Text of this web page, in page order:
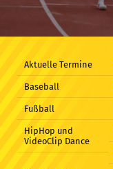
Aktuelle Termine
Baseball
Fußball
HipHop und
VideoClip Dance